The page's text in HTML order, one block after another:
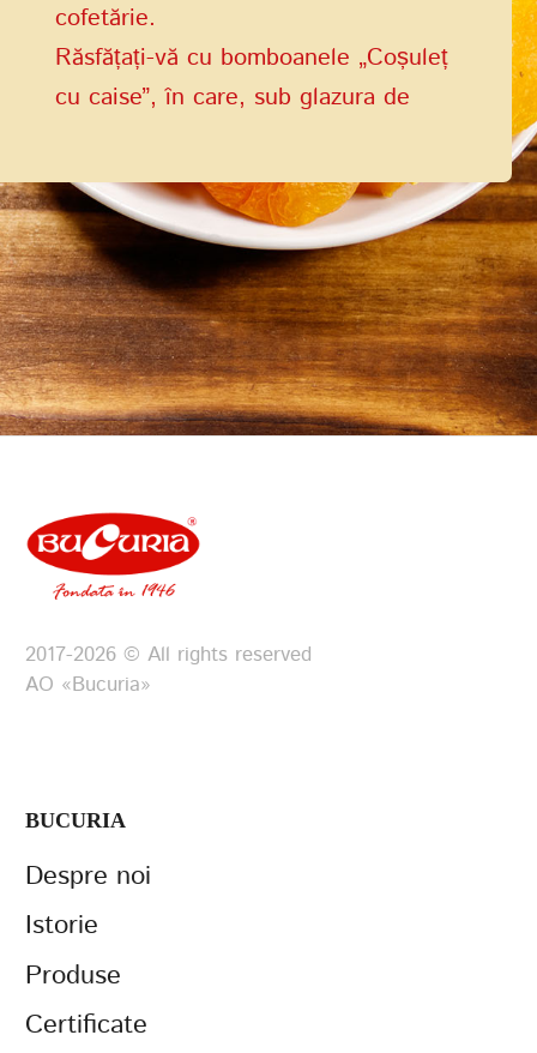
cofetărie.
Răsfățați-vă cu bomboanele „Coșuleț
cu caise”, în care, sub glazura de
adevărată comoară – caisă suculentă,
plină de prospețime și energie solară.
2017-2026 © All rights reserved
АО «Bucuria»
BUCURIA
Despre noi
Istorie
Produse
Certificate